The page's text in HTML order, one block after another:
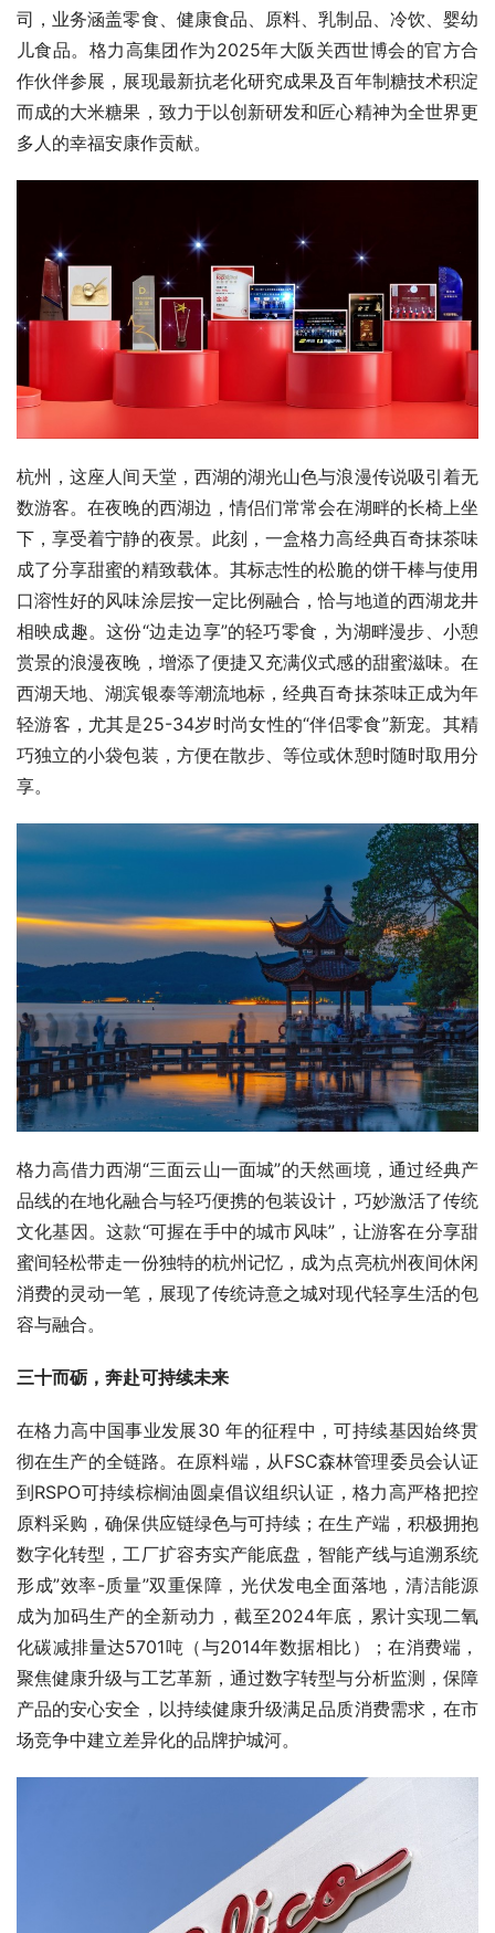
司，业务涵盖零食、健康食品、原料、乳制品、冷饮、婴幼
儿食品。格力高集团作为2025年大阪关西世博会的官方合
作伙伴参展，展现最新抗老化研究成果及百年制糖技术积淀
而成的大米糖果，致力于以创新研发和匠心精神为全世界更
多人的幸福安康作贡献。
杭州，这座人间天堂，西湖的湖光山色与浪漫传说吸引着无
数游客。在夜晚的西湖边，情侣们常常会在湖畔的长椅上坐
下，享受着宁静的夜景。此刻，一盒格力高经典百奇抹茶味
成了分享甜蜜的精致载体。其标志性的松脆的饼干棒与使用
口溶性好的风味涂层按一定比例融合，恰与地道的西湖龙井
相映成趣。这份“边走边享”的轻巧零食，为湖畔漫步、小憩
赏景的浪漫夜晚，增添了便捷又充满仪式感的甜蜜滋味。在
西湖天地、湖滨银泰等潮流地标，经典百奇抹茶味正成为年
轻游客，尤其是25-34岁时尚女性的“伴侣零食”新宠。其精
巧独立的小袋包装，方便在散步、等位或休憩时随时取用分
享。
格力高借力西湖“三面云山一面城”的天然画境，通过经典产
品线的在地化融合与轻巧便携的包装设计，巧妙激活了传统
文化基因。这款“可握在手中的城市风味”，让游客在分享甜
蜜间轻松带走一份独特的杭州记忆，成为点亮杭州夜间休闲
消费的灵动一笔，展现了传统诗意之城对现代轻享生活的包
容与融合。
三十而砺，奔赴可持续未来
在格力高中国事业发展30 年的征程中，可持续基因始终贯
彻在生产的全链路。在原料端，从FSC森林管理委员会认证
到RSPO可持续棕榈油圆桌倡议组织认证，格力高严格把控
原料采购，确保供应链绿色与可持续；在生产端，积极拥抱
数字化转型，工厂扩容夯实产能底盘，智能产线与追溯系统
形成”效率-质量”双重保障，光伏发电全面落地，清洁能源
成为加码生产的全新动力，截至2024年底，累计实现二氧
化碳减排量达5701吨（与2014年数据相比）；在消费端，
聚焦健康升级与工艺革新，通过数字转型与分析监测，保障
产品的安心安全，以持续健康升级满足品质消费需求，在市
场竞争中建立差异化的品牌护城河。